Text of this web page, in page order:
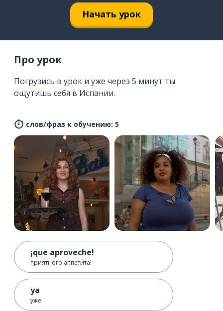
Начать урок
Про урок
Погрузись в урок и уже через 5 минут ты
ощутишь себя в Испании.
слов/фраз к обучению: 5
¡que aproveche!
приятного аппетита!
ya
уже